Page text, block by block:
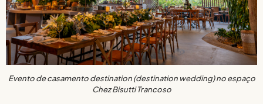
Evento de casamento destination (destination wedding) no espaço
Chez Bisutti Trancoso